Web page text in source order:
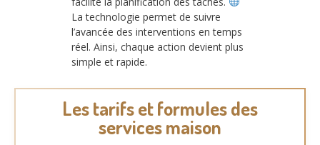
La technologie permet de suivre
l’avancée des interventions en temps
réel. Ainsi, chaque action devient plus
simple et rapide.
Les tarifs et formules des
services maison